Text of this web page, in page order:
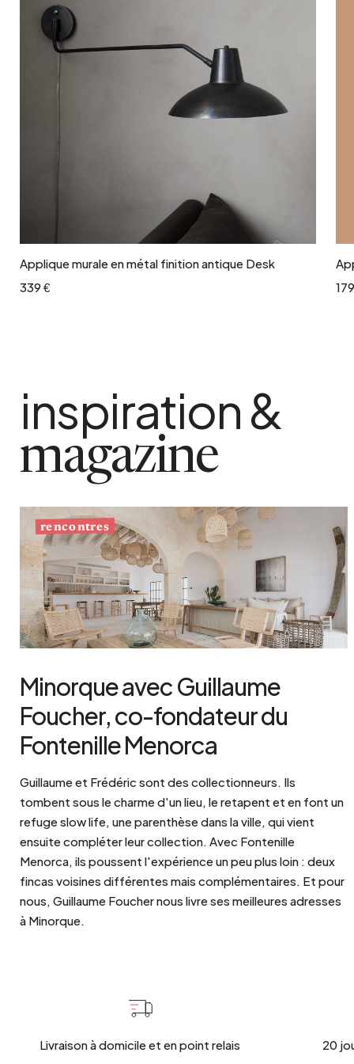
Ajouter au panier
Applique murale en métal finition antique Desk
339 €
inspiration &
magazine
rencontres
Minorque avec Guillaume
Foucher, co-fondateur du
Fontenille Menorca
Guillaume et Frédéric sont des collectionneurs. Ils
tombent sous le charme d'un lieu, le retapent et en font un
refuge slow life, une parenthèse dans la ville, qui vient
ensuite compléter leur collection. Avec Fontenille
Menorca, ils poussent l'expérience un peu plus loin : deux
fincas voisines différentes mais complémentaires. Et pour
nous, Guillaume Foucher nous livre ses meilleures adresses
à Minorque.
Livraison à domicile et en point relais 20